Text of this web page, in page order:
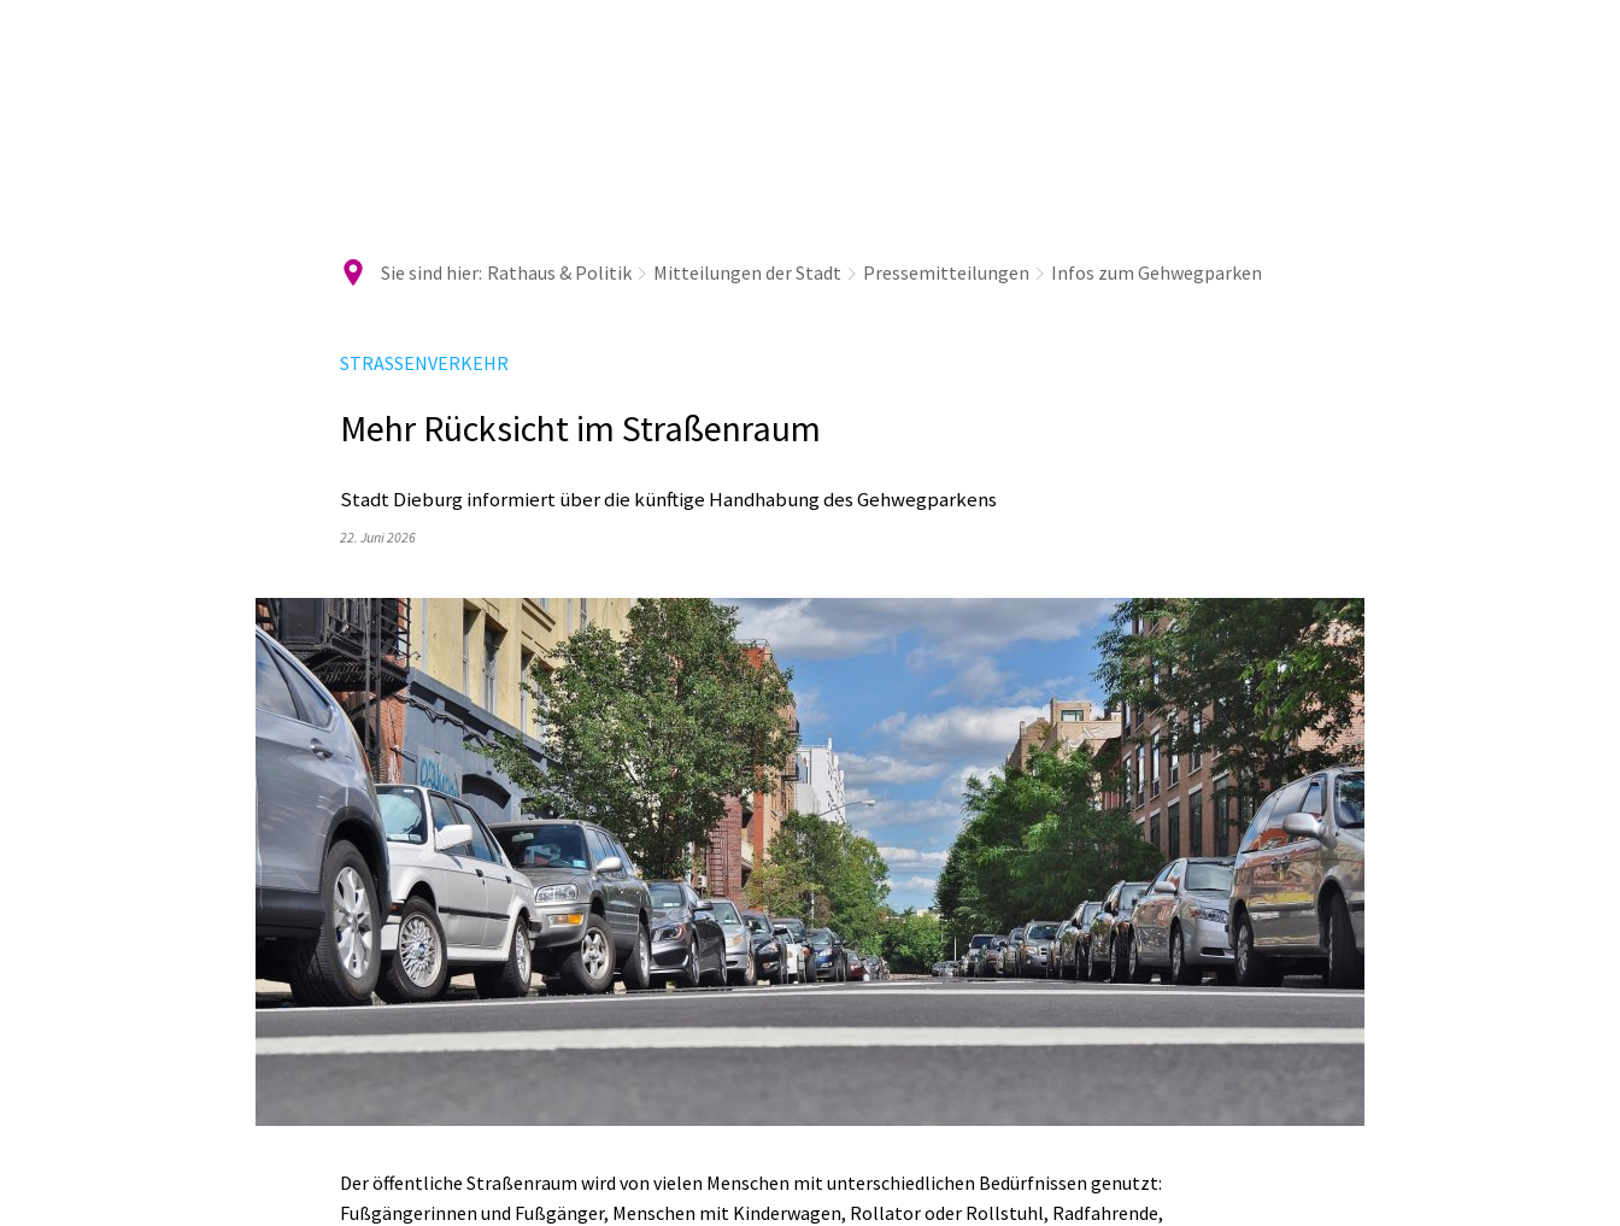
Sie sind hier: Rathaus & Politik Mitteilungen der Stadt Pressemitteilungen Infos zum Gehwegparken
STRASSENVERKEHR
Mehr Rücksicht im Straßenraum
Stadt Dieburg informiert über die künftige Handhabung des Gehwegparkens
22. Juni 2026
Der öffentliche Straßenraum wird von vielen Menschen mit unterschiedlichen Bedürfnissen genutzt:
Fußgängerinnen und Fußgänger, Menschen mit Kinderwagen, Rollator oder Rollstuhl, Radfahrende,